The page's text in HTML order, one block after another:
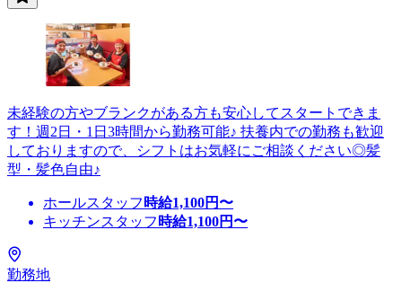
未経験の方やブランクがある方も安心してスタートできま
す！週2日・1日3時間から勤務可能♪ 扶養内での勤務も歓迎
しておりますので、シフトはお気軽にご相談ください◎髪
型・髪色自由♪
ホールスタッフ 時給1,100円〜
キッチンスタッフ 時給1,100円〜
勤務地